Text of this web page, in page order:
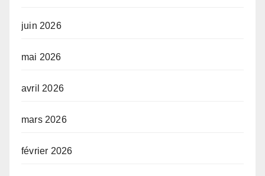
juin 2026
mai 2026
avril 2026
mars 2026
février 2026